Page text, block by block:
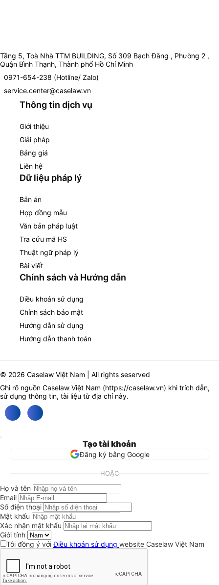
Tầng 5, Toà Nhà TTM BUILDING, Số 309 Bạch Đằng , Phường 2 ,
Quận Bình Thạnh, Thành phố Hồ Chí Minh
0971-654-238 (Hotline/ Zalo)
service.center@caselaw.vn
Thông tin dịch vụ
Giới thiệu
Giải pháp
Bảng giá
Liên hệ
Dữ liệu pháp lý
Bản án
Hợp đồng mẫu
Văn bản pháp luật
Tra cứu mã HS
Thuật ngữ pháp lý
Bài viết
Chính sách và Hướng dẫn
Điều khoản sử dụng
Chính sách bảo mật
Hướng dẫn sử dụng
Hướng dẫn thanh toán
© 2026 Caselaw Việt Nam | All rights seserved
Ghi rõ nguồn Caselaw Việt Nam (https://caselaw.vn) khi trích dẫn,
sử dụng thông tin, tài liệu từ địa chỉ này.
Tạo tài khoản
Đăng ký bằng Google
HOẶC
Họ và tên
Email
Số điện thoại
Mật khẩu
Xác nhận mật khẩu
Giới tính
Tôi đồng ý vớiĐiều khoản sử dụng website Caselaw Việt Nam